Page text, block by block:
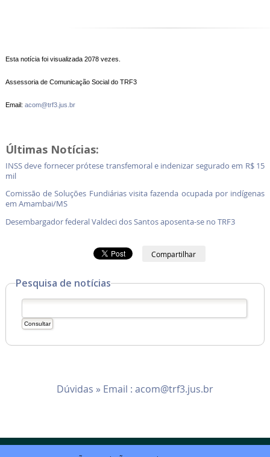
Esta notícia foi visualizada 2078 vezes.
Assessoria de Comunicação Social do TRF3
Email: acom@trf3.jus.br
Últimas Notícias:
INSS deve fornecer prótese transfemoral e indenizar segurado em R$ 15
mil
Comissão de Soluções Fundiárias visita fazenda ocupada por indígenas
em Amambai/MS
Desembargador federal Valdeci dos Santos aposenta-se no TRF3
Compartilhar
Pesquisa de notícias
Dúvidas » Email : acom@trf3.jus.br